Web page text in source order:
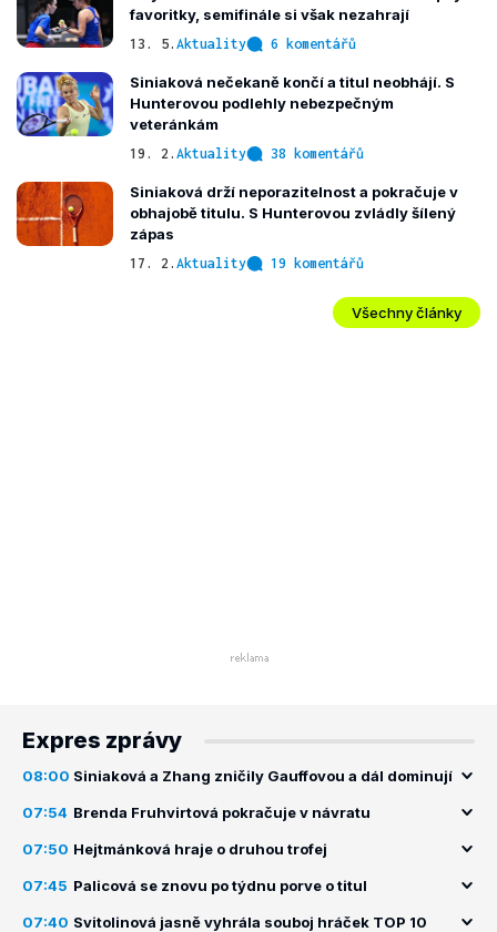
favoritky, semifinále si však nezahrají
13. 5. Aktuality 6 komentářů
Siniaková nečekaně končí a titul neobhájí. S
Hunterovou podlehly nebezpečným
veteránkám
19. 2. Aktuality 38 komentářů
Siniaková drží neporazitelnost a pokračuje v
obhajobě titulu. S Hunterovou zvládly šílený
zápas
17. 2. Aktuality 19 komentářů
Všechny články
Expres zprávy
08:00 Siniaková a Zhang zničily Gauffovou a dál dominují
07:54 Brenda Fruhvirtová pokračuje v návratu
07:50 Hejtmánková hraje o druhou trofej
07:45 Palicová se znovu po týdnu porve o titul
07:40 Svitolinová jasně vyhrála souboj hráček TOP 10